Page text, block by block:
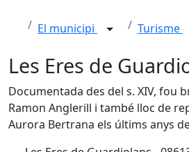
El municipi Turisme
Les Eres de
Documentada des del s. XIV, fou
Ramon Anglerill i també lloc de
Aurora Bertrana els últims anys